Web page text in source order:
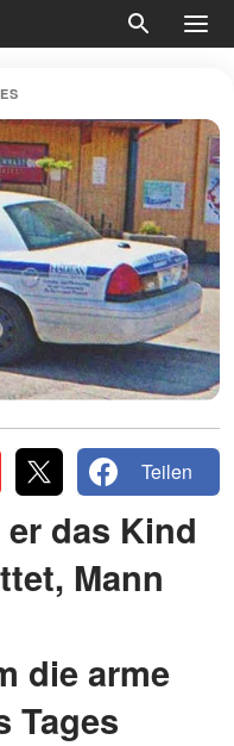
Teilen
das Kind
Mann
die arme
Tages